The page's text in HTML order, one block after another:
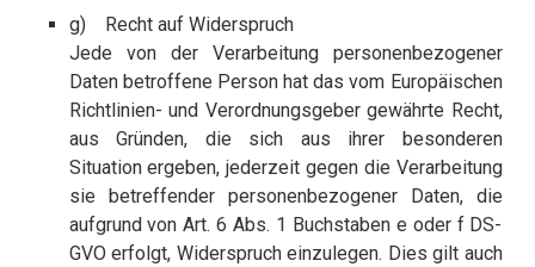
g) Recht auf Widerspruch
Jede von der Verarbeitung personenbezogener
Daten betroffene Person hat das vom Europäischen
Richtlinien- und Verordnungsgeber gewährte Recht,
aus Gründen, die sich aus ihrer besonderen
Situation ergeben, jederzeit gegen die Verarbeitung
sie betreffender personenbezogener Daten, die
aufgrund von Art. 6 Abs. 1 Buchstaben e oder f DS-
GVO erfolgt, Widerspruch einzulegen. Dies gilt auch